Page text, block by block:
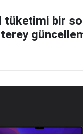
tüketimi bir